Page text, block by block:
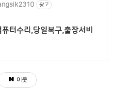
광고
터수리,당일복구,출장서비
이웃